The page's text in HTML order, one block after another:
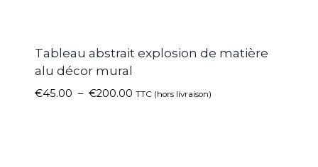
Tableau abstrait explosion de matière
alu décor mural
€45.00 – €200.00 TTC (hors livraison)